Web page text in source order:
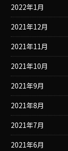
2022年1月
2021年12月
2021年11月
2021年10月
2021年9月
2021年8月
2021年7月
2021年6月